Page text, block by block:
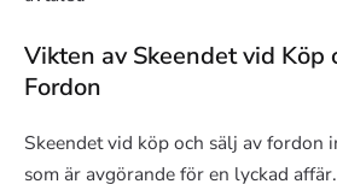
Vikten av Skeendet vid Köp
Fordon
Skeendet vid köp och sälj av fordon
som är avgörande för en lyckad